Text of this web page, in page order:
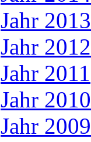
Jahr 2013
Jahr 2012
Jahr 2011
Jahr 2010
Jahr 2009